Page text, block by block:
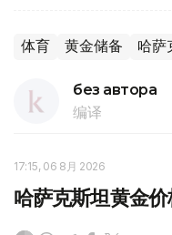
体育 黄金储备 哈萨
без автора
编译
17:15, 06 8月 2026
哈萨克斯坦黄金